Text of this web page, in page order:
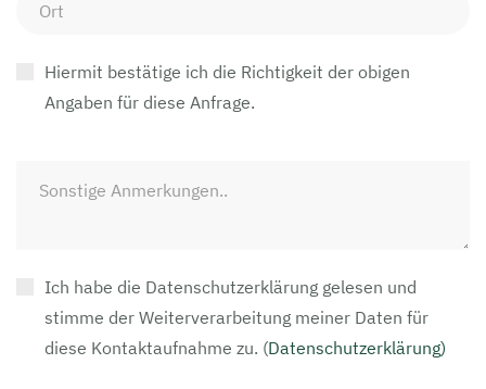
Hiermit bestätige ich die Richtigkeit der obigen
Angaben für diese Anfrage.
Ich habe die Datenschutzerklärung gelesen und
stimme der Weiterverarbeitung meiner Daten für
diese Kontaktaufnahme zu. (Datenschutzerklärung)